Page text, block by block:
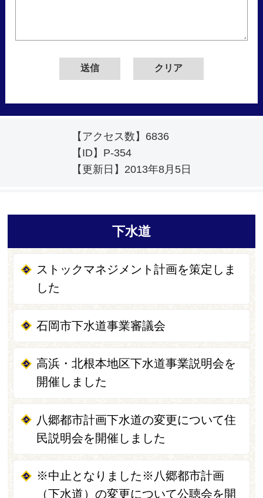
【アクセス数】 6836
【ID】 P-354
【更新日】 2013年8月5日
下水道
ストックマネジメント計画を策定しま
した
石岡市下水道事業審議会
高浜・北根本地区下水道事業説明会を
開催しました
八郷都市計画下水道の変更について住
民説明会を開催しました
※中止となりました※八郷都市計画
（下水道）の変更について公聴会を開